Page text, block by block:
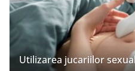
Utilizarea jucariilor